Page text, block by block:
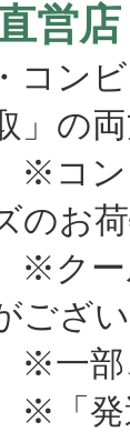
直営
ンビ
」の
ンビ
のお
ール
ござい
部、
発送